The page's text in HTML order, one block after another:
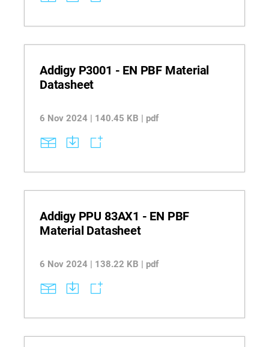
Addigy P3001 - EN PBF Material
Datasheet
6 Nov 2024 | 140.45 KB | pdf
Addigy PPU 83AX1 - EN PBF
Material Datasheet
6 Nov 2024 | 138.22 KB | pdf